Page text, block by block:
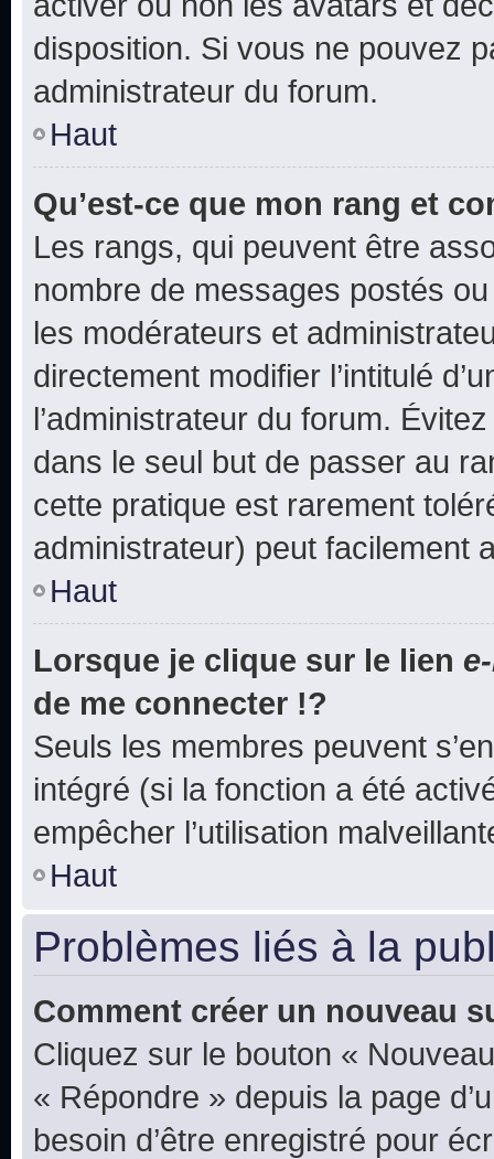
disposition. Si vous ne pouvez
administrateur du forum.
Haut
Qu’est-ce que mon rang et
Les rangs, qui peuvent être
nombre de messages postés
les modérateurs et
directement modifier l’intitulé
l’administrateur du forum.
dans le seul but de passer au
cette pratique est rarement
administrateur) peut facilement
Haut
Lorsque je clique sur le lien
de me connecter !?
Seuls les membres peuvent
intégré (si la fonction a été
empêcher l’utilisation
Haut
Problèmes liés à la
Comment créer un nouveau
Cliquez sur le bouton «
« Répondre » depuis la page
besoin d’être enregistré pour